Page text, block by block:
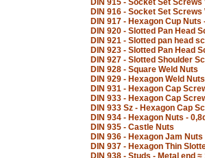
DIN 915 - Socket Set Screws
DIN 916 - Socket Set Screws
DIN 917 - Hexagon Cup Nuts
DIN 920 - Slotted Pan Head
DIN 921 - Slotted pan head
DIN 923 - Slotted Pan Head
DIN 927 - Slotted Shoulder
DIN 928 - Square Weld Nuts
DIN 929 - Hexagon Weld Nuts
DIN 931 - Hexagon Cap
DIN 933 - Hexagon Cap
DIN 933 Sz - Hexagon Cap
DIN 934 - Hexagon Nuts -
DIN 935 - Castle Nuts
DIN 936 - Hexagon Jam Nuts
DIN 937 - Hexagon Thin